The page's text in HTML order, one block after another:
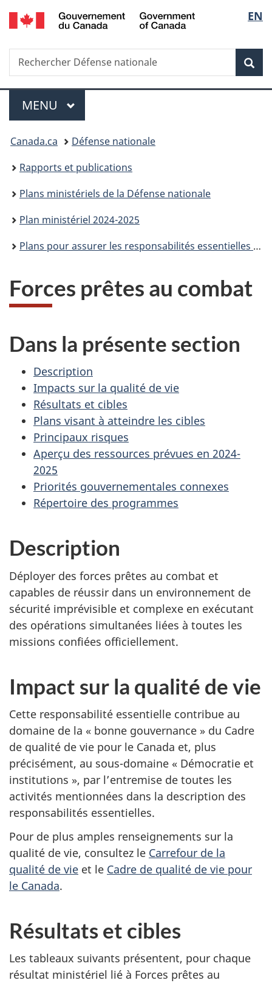
Passer
au
principal
Passer
à
Au
du
Passer
au
de
section
Passer
à
version
simplifiée
de
la
EN
Recherche
Rechercher
Défense
Menu
MENU PRINCIPAL
Vous
êtes
ici :
Canada.ca
Défense nationale
Rapports et publications
Plans ministériels de la Défense nationale
Plan ministériel 2024-2025
Plans pour assurer les responsabilités essentielles et les services internes
Forces prêtes au combat
Dans la présente section
Description
Impacts sur la qualité de vie
Résultats et cibles
Plans visant à atteindre les cibles
Principaux risques
Aperçu des ressources prévues en 2024-
2025
Priorités gouvernementales connexes
Répertoire des programmes
Description
Déployer des forces prêtes au combat et
capables de réussir dans un environnement de
sécurité imprévisible et complexe en exécutant
des opérations simultanées liées à toutes les
missions confiées officiellement.
Impact sur la qualité de vie
Cette responsabilité essentielle contribue au
domaine de la « bonne gouvernance » du Cadre
de qualité de vie pour le Canada et, plus
précisément, au sous-domaine « Démocratie et
institutions », par l’entremise de toutes les
activités mentionnées dans la description des
responsabilités essentielles.
Pour de plus amples renseignements sur la
qualité de vie, consultez le Carrefour de la
qualité de vie et le Cadre de qualité de vie pour
le Canada.
Résultats et cibles
Les tableaux suivants présentent, pour chaque
résultat ministériel lié à Forces prêtes au